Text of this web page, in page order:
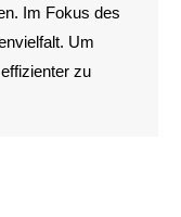
Im Fokus des
Um
zu